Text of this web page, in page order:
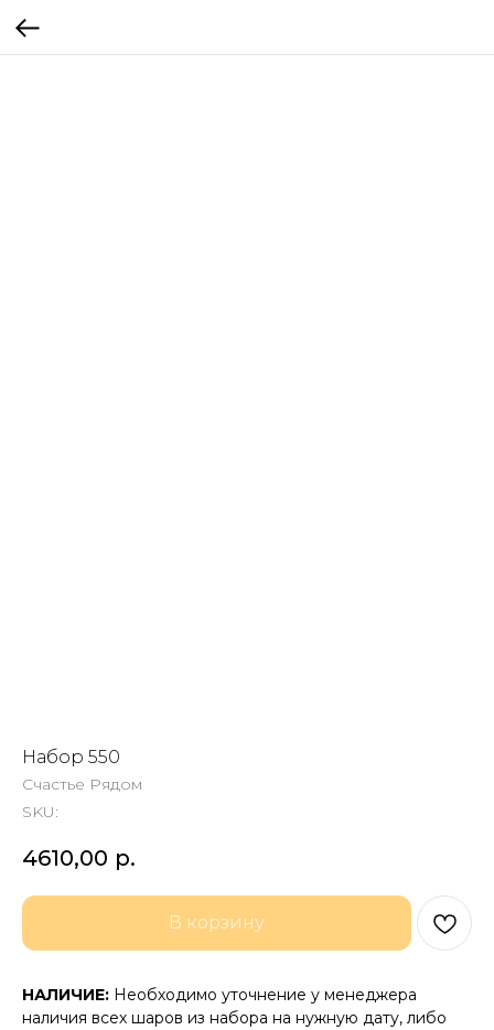
Набор 550
Счастье Рядом
SKU:
4610,00 р.
В корзину
НАЛИЧИЕ: Необходимо уточнение у менеджера
наличия всех шаров из набора на нужную дату, либо